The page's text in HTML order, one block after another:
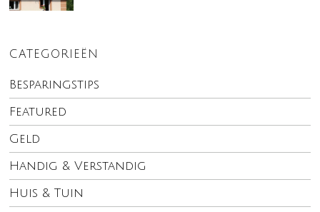
CATEGORIEËN
Besparingstips
Featured
Geld
Handig & Verstandig
Huis & Tuin